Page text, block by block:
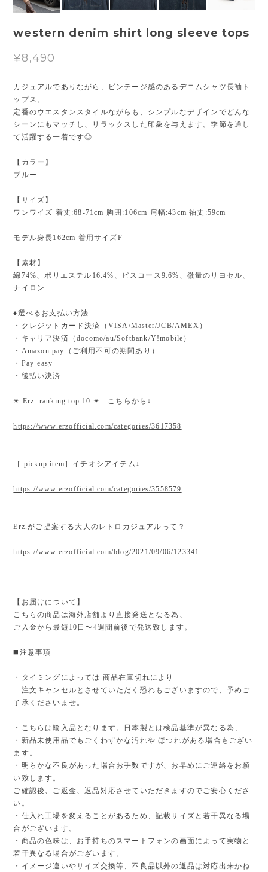
western denim shirt long sleeve tops
¥8,490
カジュアルでありながら、ビンテージ感のあるデニムシャツ長袖ト
ップス。
定番のウエスタンスタイルながらも、シンプルなデザインでどんな
シーンにもマッチし、リラックスした印象を与えます。季節を通し
て活躍する一着です◎
【カラー】
ブルー
【サイズ】
ワンワイズ 着丈:68-71cm 胸囲:106cm 肩幅:43cm 袖丈:59cm
モデル身長162cm 着用サイズF
【素材】
綿74%、ポリエステル16.4%、ビスコース9.6%、微量のリヨセル、
ナイロン
♦︎選べるお支払い方法
・クレジットカード決済（VISA/Master/JCB/AMEX）
・キャリア決済（docomo/au/Softbank/Y!mobile）
・Amazon pay（ご利用不可の期間あり）
・Pay-easy
・後払い決済
✴︎ Erz. ranking top 10 ✴︎ こちらから↓
https://www.erzofficial.com/categories/3617358
［ pickup item］イチオシアイテム↓
https://www.erzofficial.com/categories/3558579
Erz.がご提案する大人のレトロカジュアルって？
https://www.erzofficial.com/blog/2021/09/06/123341
【お届けについて】
こちらの商品は海外店舗より直接発送となる為、
ご入金から最短10日〜4週間前後で発送致します。
◼️注意事項
・タイミングによっては 商品在庫切れにより
注文キャンセルとさせていただく恐れもございますので、予めご
了承くださいませ。
・こちらは輸入品となります。日本製とは検品基準が異なる為、
・新品未使用品でもごくわずかな汚れや ほつれがある場合もござい
ます。
・明らかな不良があった場合お手数ですが、お早めにご連絡をお願
い致します。
ご確認後、ご返金、返品対応させていただきますのでご安心くださ
い。
・仕入れ工場を変えることがあるため、記載サイズと若干異なる場
合がございます。
・商品の色味は、お手持ちのスマートフォンの画面によって実物と
若干異なる場合がございます。
・イメージ違いやサイズ交換等、不良品以外の返品は対応出来かね